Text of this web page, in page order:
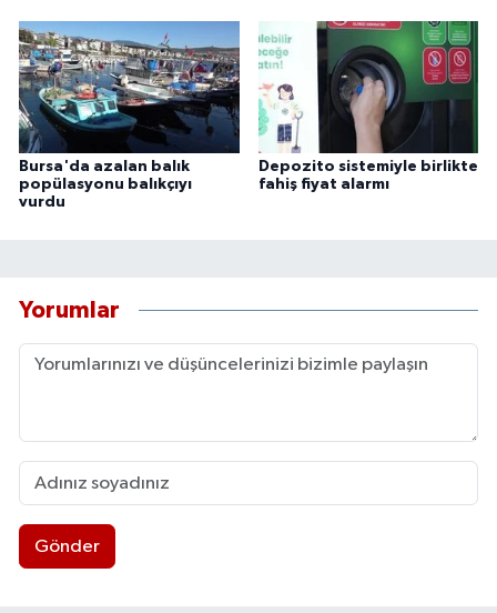
Bursa'da azalan balık
popülasyonu balıkçıyı
vurdu
Depozito sistemiyle birlikte
fahiş fiyat alarmı
Yorumlar
Gönder